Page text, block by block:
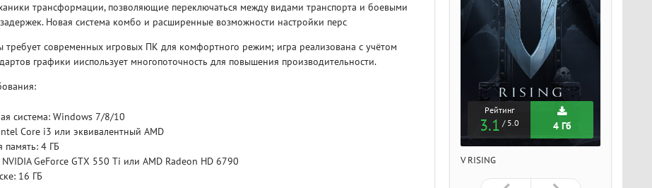
трансформации, позволяющие переключаться между видами транспорта и боевыми
Новая система комбо и расширенные возможности настройки перс
требует современных игровых ПК для комфортного режим; игра реализована с учётом
графики ииспользует многопоточность для повышения производительности.
система: Windows 7/8/10
Core i3 или эквивалентный AMD
память: 4 ГБ
GeForce GTX 550 Ti или AMD Radeon HD 6790
16 ГБ
V RISING
Рейтинг
3.1 / 5.0 4 Гб
V RISING